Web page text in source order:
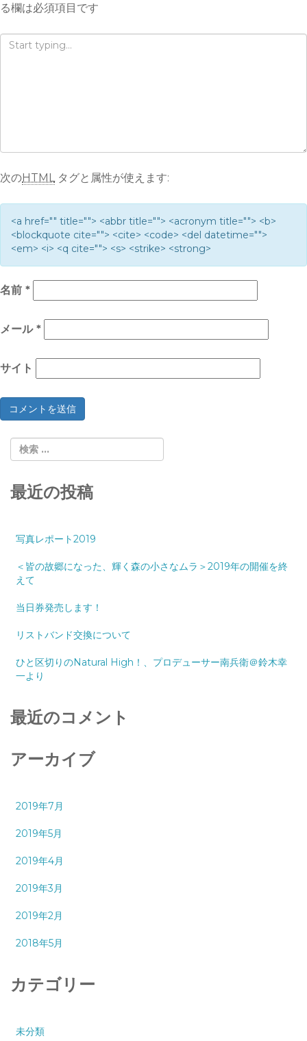
る欄は必須項目です
次のHTMLタグと属性が使えます:
<a href="" title=""> <abbr title=""> <acronym title=""> <b>
<blockquote cite=""> <cite> <code> <del datetime="">
<em> <i> <q cite=""> <s> <strike> <strong>
名前 *
メール *
サイト
最近の投稿
写真レポート2019
＜皆の故郷になった、輝く森の小さなムラ＞2019年の開催を終
えて
当日券発売します！
リストバンド交換について
ひと区切りのNatural High！、プロデューサー南兵衛＠鈴木幸
一より
最近のコメント
アーカイブ
2019年7月
2019年5月
2019年4月
2019年3月
2019年2月
2018年5月
カテゴリー
未分類